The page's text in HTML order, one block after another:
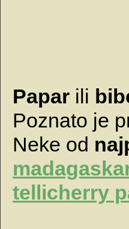
Papar ili
Poznato je
Neke od
tellicherry